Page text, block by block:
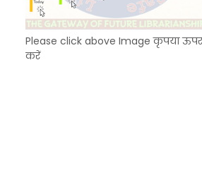
Please click above Image कृपया
करें